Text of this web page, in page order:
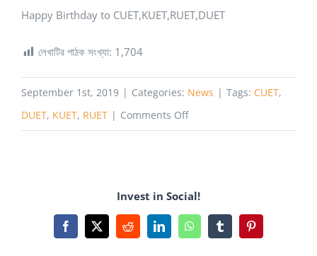
Happy Birthday to CUET,KUET,RUET,DUET
লেখাটির পাঠক সংখ্যা: 1,704
September 1st, 2019 | Categories: News | Tags: CUET,
DUET, KUET, RUET | Comments Offon
চুয়েট,
Invest in Social!
Facebook
X RedditLinkedInWhatsAppTumblrPinterest